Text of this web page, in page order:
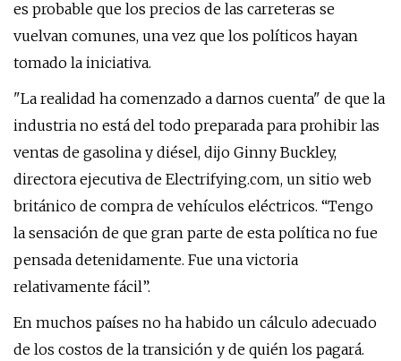
es probable que los precios de las carreteras se
vuelvan comunes, una vez que los políticos hayan
tomado la iniciativa.
"La realidad ha comenzado a darnos cuenta" de que la
industria no está del todo preparada para prohibir las
ventas de gasolina y diésel, dijo Ginny Buckley,
directora ejecutiva de Electrifying.com, un sitio web
británico de compra de vehículos eléctricos. “Tengo
la sensación de que gran parte de esta política no fue
pensada detenidamente. Fue una victoria
relativamente fácil”.
En muchos países no ha habido un cálculo adecuado
de los costos de la transición y de quién los pagará.